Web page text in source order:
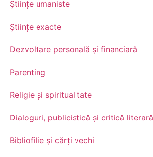
Științe umaniste
Științe exacte
Dezvoltare personală şi financiară
Parenting
Religie și spiritualitate
Dialoguri, publicistică și critică literară
Bibliofilie și cărți vechi